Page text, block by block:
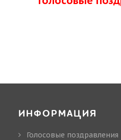
ИНФОРМАЦИЯ
Голосовые поздравления